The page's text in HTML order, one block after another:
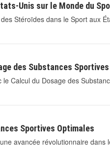
Unis sur le Monde du
Stéroïdes dans le Sport aux
des Substances Sportives
Calcul du Dosage des
Sportives Optimales
avancée révolutionnaire dans